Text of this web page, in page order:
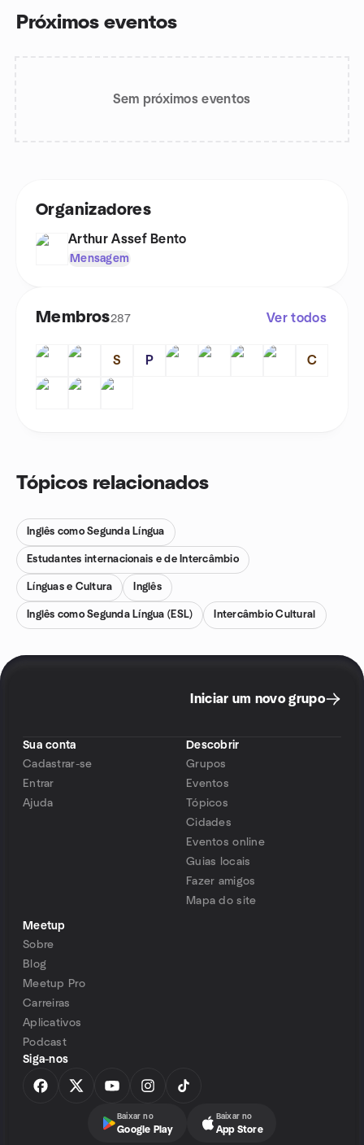
Próximos eventos
Sem próximos eventos
Organizadores
Arthur Assef Bento
Mensagem
Membros287 Ver todos
S P C
Tópicos relacionados
Inglês como Segunda Língua
Estudantes internacionais e de Intercâmbio
Línguas e Cultura Inglês
Inglês como Segunda Língua (ESL) Intercâmbio Cultural
Iniciar um novo grupo
Sua conta
Cadastrar-se
Entrar
Ajuda
Descobrir
Grupos
Eventos
Tópicos
Cidades
Eventos online
Guias locais
Fazer amigos
Mapa do site
Meetup
Sobre
Blog
Meetup Pro
Carreiras
Aplicativos
Podcast
Siga-nos
Baixar no
Google Play
Baixar no
App Store